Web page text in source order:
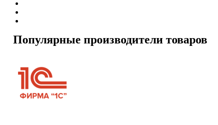
Популярные производители товаров